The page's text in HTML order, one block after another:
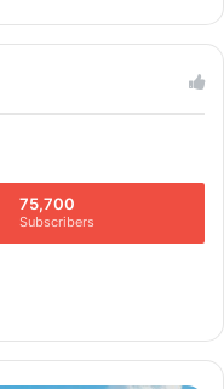
75,700
Subscribers